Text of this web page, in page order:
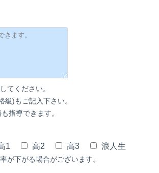
てください。
)もご記入下さい。
指導できます。
1 高2 高3 浪人生
が下がる場合がございます。